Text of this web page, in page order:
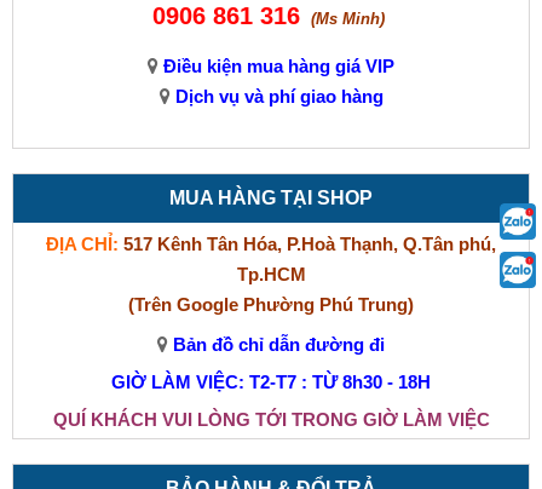
0906 861 316 (Ms Minh)
Điều kiện mua hàng giá VIP
Dịch vụ và phí giao hàng
MUA HÀNG TẠI SHOP
ĐỊA CHỈ: 517 Kênh Tân Hóa, P.Hoà Thạnh, Q.Tân phú,
Tp.HCM
(Trên Google Phường Phú Trung)
Bản đồ chỉ dẫn đường đi
GIỜ LÀM VIỆC: T2-T7 : TỪ 8h30 - 18H
QUÍ KHÁCH VUI LÒNG TỚI TRONG GIỜ LÀM VIỆC